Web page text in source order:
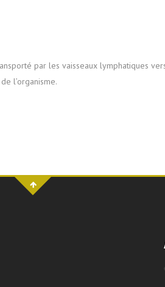
par les vaisseaux lymphatiques
l’organisme.